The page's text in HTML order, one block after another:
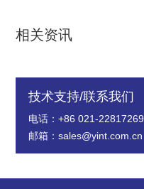
相关资讯
技术支持/联系我们
电话：+86 021-22817269
邮箱：sales@yint.com.cn